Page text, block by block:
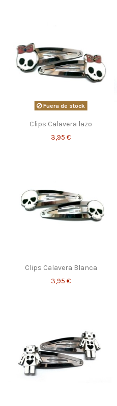
Fuera de stock
Clips Calavera lazo
3,95 €
Clips Calavera Blanca
3,95 €